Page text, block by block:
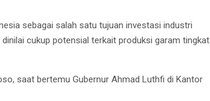
sebagai salah satu tujuan investasi industri
cukup potensial terkait produksi garam tingkat
saat bertemu Gubernur Ahmad Luthfi di Kantor